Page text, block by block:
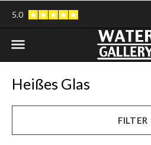
5.0
Heißes Glas
FILTER